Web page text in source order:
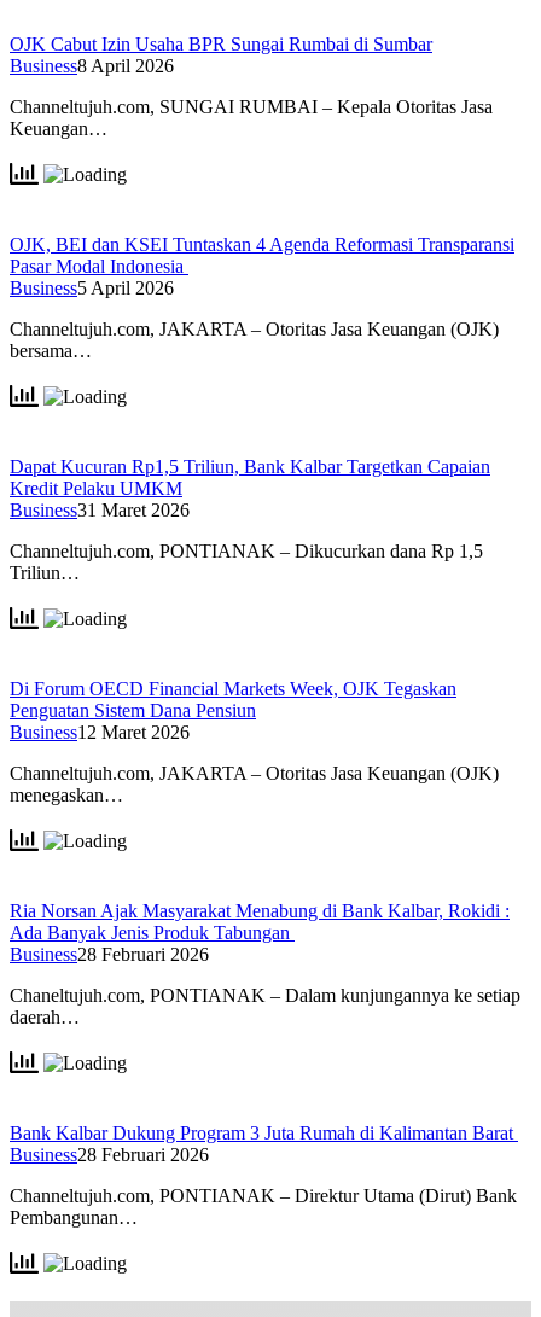
OJK Cabut Izin Usaha BPR Sungai Rumbai di Sumbar
Business8 April 2026
Channeltujuh.com, SUNGAI RUMBAI – Kepala Otoritas Jasa
Keuangan…
OJK, BEI dan KSEI Tuntaskan 4 Agenda Reformasi Transparansi
Pasar Modal Indonesia
Business5 April 2026
Channeltujuh.com, JAKARTA – Otoritas Jasa Keuangan (OJK)
bersama…
Dapat Kucuran Rp1,5 Triliun, Bank Kalbar Targetkan Capaian
Kredit Pelaku UMKM
Business31 Maret 2026
Channeltujuh.com, PONTIANAK – Dikucurkan dana Rp 1,5
Triliun…
Di Forum OECD Financial Markets Week, OJK Tegaskan
Penguatan Sistem Dana Pensiun
Business12 Maret 2026
Channeltujuh.com, JAKARTA – Otoritas Jasa Keuangan (OJK)
menegaskan…
Ria Norsan Ajak Masyarakat Menabung di Bank Kalbar, Rokidi :
Ada Banyak Jenis Produk Tabungan
Business28 Februari 2026
Chaneltujuh.com, PONTIANAK – Dalam kunjungannya ke setiap
daerah…
Bank Kalbar Dukung Program 3 Juta Rumah di Kalimantan Barat
Business28 Februari 2026
Channeltujuh.com, PONTIANAK – Direktur Utama (Dirut) Bank
Pembangunan…